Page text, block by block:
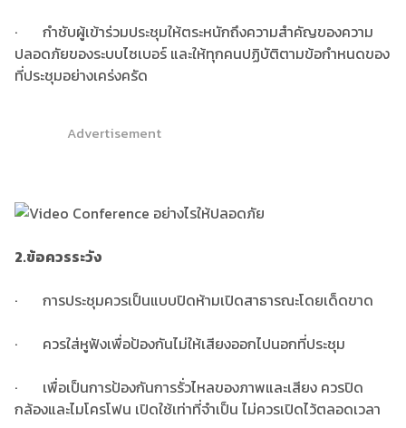
· กำชับผู้เข้าร่วมประชุมให้ตระหนักถึงความสำคัญของความ
ปลอดภัยของระบบไซเบอร์ และให้ทุกคนปฏิบัติตามข้อกำหนดของ
ที่ประชุมอย่างเคร่งครัด
Advertisement
2.ข้อควรระวัง
· การประชุมควรเป็นแบบปิดห้ามเปิดสาธารณะโดยเด็ดขาด
· ควรใส่หูฟังเพื่อป้องกันไม่ให้เสียงออกไปนอกที่ประชุม
· เพื่อเป็นการป้องกันการรั่วไหลของภาพและเสียง ควรปิด
กล้องและไมโครโฟน เปิดใช้เท่าที่จำเป็น ไม่ควรเปิดไว้ตลอดเวลา